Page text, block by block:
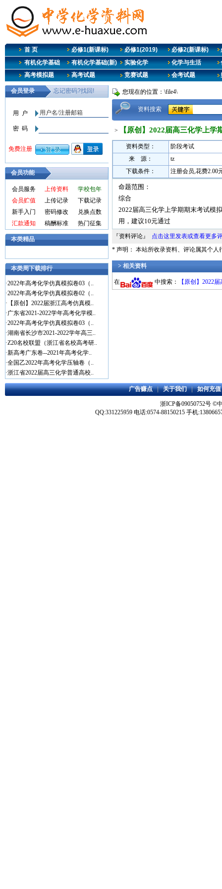
首 页 必修1(新课标) 必修1(2019) 必修2(新课标)
有机化学基础
有机化学基础(新) 实验化学 化学与生活
高考模拟题
高考试题 竞赛试题 会考试题
会员功能
会员服务 上传资料
学校包年
会员贮值
上传记录
下载记录
新手入门
密码修改
兑换点数
汇款通知
稿酬标准 热门征集
本类精品
本类周下载排行
·2022年高考化学仿真模拟卷03（..
·2022年高考化学仿真模拟卷02（..
· 【原创】2022届浙江高考仿真模..
·广东省2021-2022学年高考化学模..
·2022年高考化学仿真模拟卷03（..
·湖南省长沙市2021-2022学年高三..
·Z20名校联盟（浙江省名校高考研..
·新高考广东卷--2021年高考化学..
·全国乙2022年高考化学压轴卷（..
·浙江省2022届高三化学普通高校..
您现在的位置：\file4\
资料搜索
> 【原创】2022届高三化学上
资料类型：
阶段考试
来 源：
tz
下载条件：
注册会员,花费2.00
命题范围：
综合
2022届高三化学上学期期末考试模
用，建议10元通过
『资料评论』 点击这里发表或查看更多
* 声明： 本站所收录资料、评论属其个人
> 相关资料
在 中搜索： 【原创】2022
广告赚点|关于我们|如何充值
浙ICP备09050752号 ©
QQ:331225959 电话:0574-88150215 手机